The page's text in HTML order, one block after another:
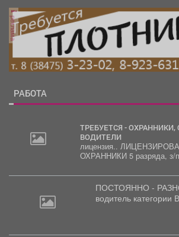
реклама
РАБОТА
ТРЕБУЕТСЯ - ОХРАННИКИ, ОХРАННИКИ-
ВОДИТЕЛИ
лицензия..
ОХРАННИКИ 5
ПОСТОЯННО -
водитель категории